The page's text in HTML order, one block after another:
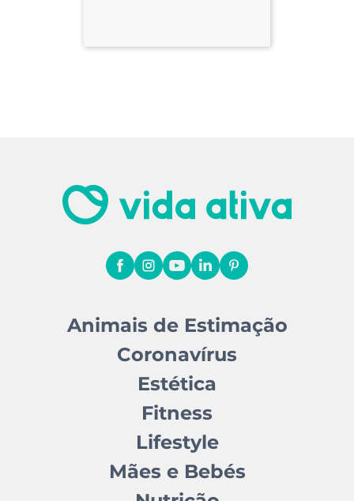
Animais de Estimação
Coronavírus
Estética
Fitness
Lifestyle
Mães e Bebés